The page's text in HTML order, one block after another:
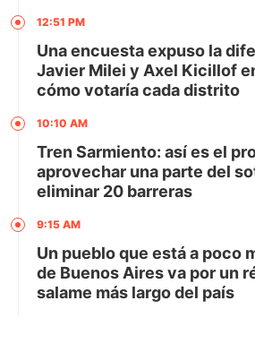
12:51 PM
Una encuesta expuso la
Javier Milei y Axel Kicillof
cómo votaría cada distrito
10:10 AM
Tren Sarmiento: así es el
aprovechar una parte del
eliminar 20 barreras
9:15 AM
Un pueblo que está a poco
de Buenos Aires va por un
salame más largo del país